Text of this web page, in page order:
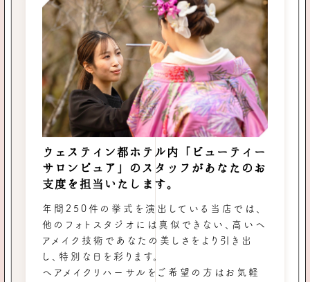
ウェスティン都ホテル内「ビューティー
サロンピュア」のスタッフがあなたのお
支度を担当いたします。
年間250件の挙式を演出している当店では、
他のフォトスタジオには真似できない、高いヘ
アメイク技術であなたの美しさをより引き出
し、特別な日を彩ります。
ヘアメイクリハーサルをご希望の方はお気軽